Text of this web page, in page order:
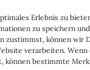
Erlebnis zu
zu speichern
zustimmst, können wir
verarbeiten.
können bestimmte